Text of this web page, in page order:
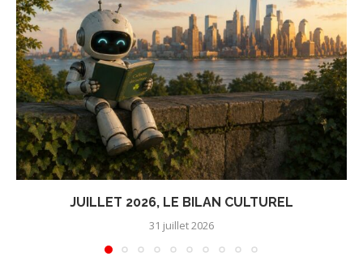
JUILLET 2026, LE BILAN CULTUREL
31 juillet 2026